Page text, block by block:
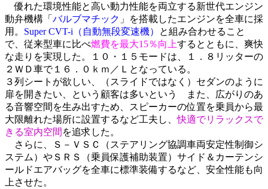
優れた環境性能と高い動力性能を両立する新世代エンジン
動弁機構「 バルブマチック 」を搭載したエンジンを全車に採
用。 Super CVT-i（自動無段変速機）
と組み合わせること
で、従来型車に比べ燃費を最大15％向上するとともに、爽快
な走りを実現した。１０・１５モードは、１．８リッターの
２ＷＤ車で１６．０ｋｍ／Ｌとなっている。
３列シートが欲しい、（スライドではなく）セダンのように
扉を開きたい、という顧客は多いという また、広がりのあ
る音響空間を生み出すため、スピーカーの位置を乗員から最
大限離れた場所に設置するなど工夫し、快適でリラックスで
きる室内空間 を追求した。
さらに、Ｓ－ＶＳＣ（ステアリング協調車両安定性制御シ
ステム）やＳＲＳ（乗員保護補助装置）サイド＆カーテンシ
ールドエアバッグを全車に標準装備するなど、安全性能も向
上させた。